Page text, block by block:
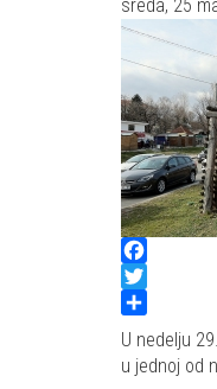
sreda, 25
Facebook
Twitter
Share
U nedelju
u jednoj od